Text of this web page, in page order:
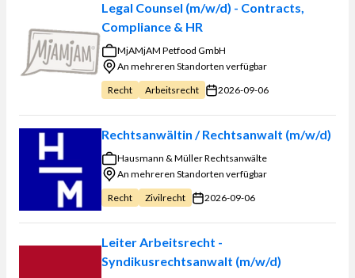
Legal Counsel (m/w/d) - Contracts,
Compliance & HR
MjAMjAM Petfood GmbH
An mehreren Standorten verfügbar
Recht
Arbeitsrecht 2026-09-06
Rechtsanwältin / Rechtsanwalt (m/w/d)
Hausmann & Müller Rechtsanwälte
An mehreren Standorten verfügbar
Recht
Zivilrecht 2026-09-06
Leiter Arbeitsrecht -
Syndikusrechtsanwalt (m/w/d)